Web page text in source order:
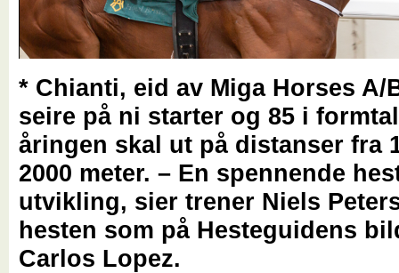
* Chianti, eid av Miga Horses A/
seire på ni starter og 85 i
åringen skal ut på distanser fra
2000 meter. – En spennende
utvikling, sier trener Niels
hesten som på Hesteguidens
Carlos Lopez.